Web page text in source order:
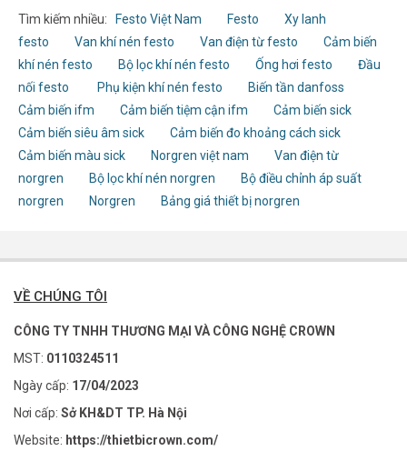
Tìm kiếm nhiều: Festo Việt Nam Festo
Xy lanh
festo
Van khí nén festo Van điện từ festo
Cảm biến
khí nén festo
Bộ lọc khí nén festo Ống hơi festo
Đầu
nối festo
Phụ kiện khí nén festo
Biến tần danfoss
Cảm biến ifm
Cảm biến tiệm cận ifm
Cảm biến sick
Cảm biến siêu âm sick
Cảm biến đo khoảng cách sick
Cảm biến màu sick
Norgren việt nam
Van điện từ
norgren
Bộ lọc khí nén norgren
Bộ điều chỉnh áp suất
norgren
Norgren Bảng giá thiết bị norgren
VỀ CHÚNG TÔI
CÔNG TY TNHH THƯƠNG MẠI VÀ CÔNG NGHỆ CROWN
MST: 0110324511
Ngày cấp: 17/04/2023
Nơi cấp: Sở KH&DT TP. Hà Nội
Website: https://thietbicrown.com/